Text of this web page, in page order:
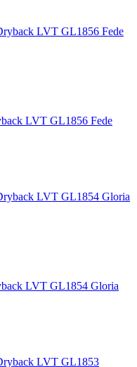
LVT GL1856 Fede
LVT GL1854 Gloria